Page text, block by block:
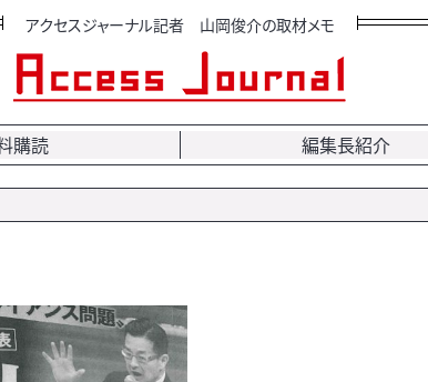
アクセスジャーナル記者 山岡俊介の取材メモ
購読 編集長紹介